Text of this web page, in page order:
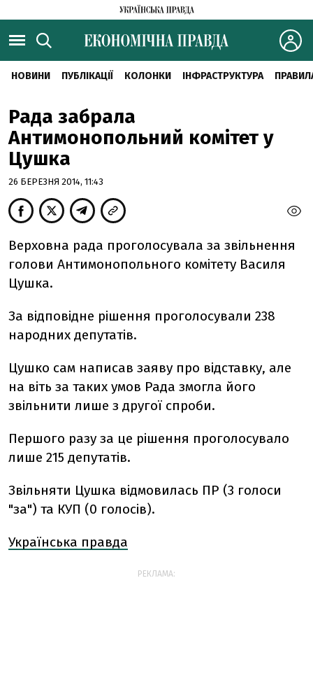
НОВИНИ ПУБЛІКАЦІЇ КОЛОНКИ ІНФРАСТРУКТУРА
Рада забрала
Антимонопольний комітет у
Цушка
26 БЕРЕЗНЯ 2014, 11:43
Верховна рада проголосувала за звільнення
голови Антимонопольного комітету Василя
Цушка.
За відповідне рішення проголосували 238
народних депутатів.
Цушко сам написав заяву про відставку, але
на віть за таких умов Рада змогла його
звільнити лише з другої спроби.
Першого разу за це рішення проголосувало
лише 215 депутатів.
Звільняти Цушка відмовилась ПР (3 голоси
"за") та КУП (0 голосів).
Українська правда
РЕКЛАМА: